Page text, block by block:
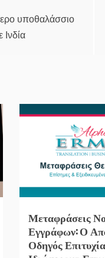
υποθαλάσσιο
Μεταφράσεις
Εγγράφων: Ο
Οδηγός